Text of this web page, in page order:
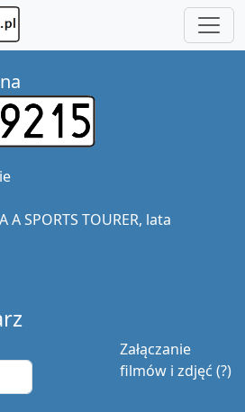
A SPORTS TOURER, lata
Załączanie
filmów i zdjęć (?)